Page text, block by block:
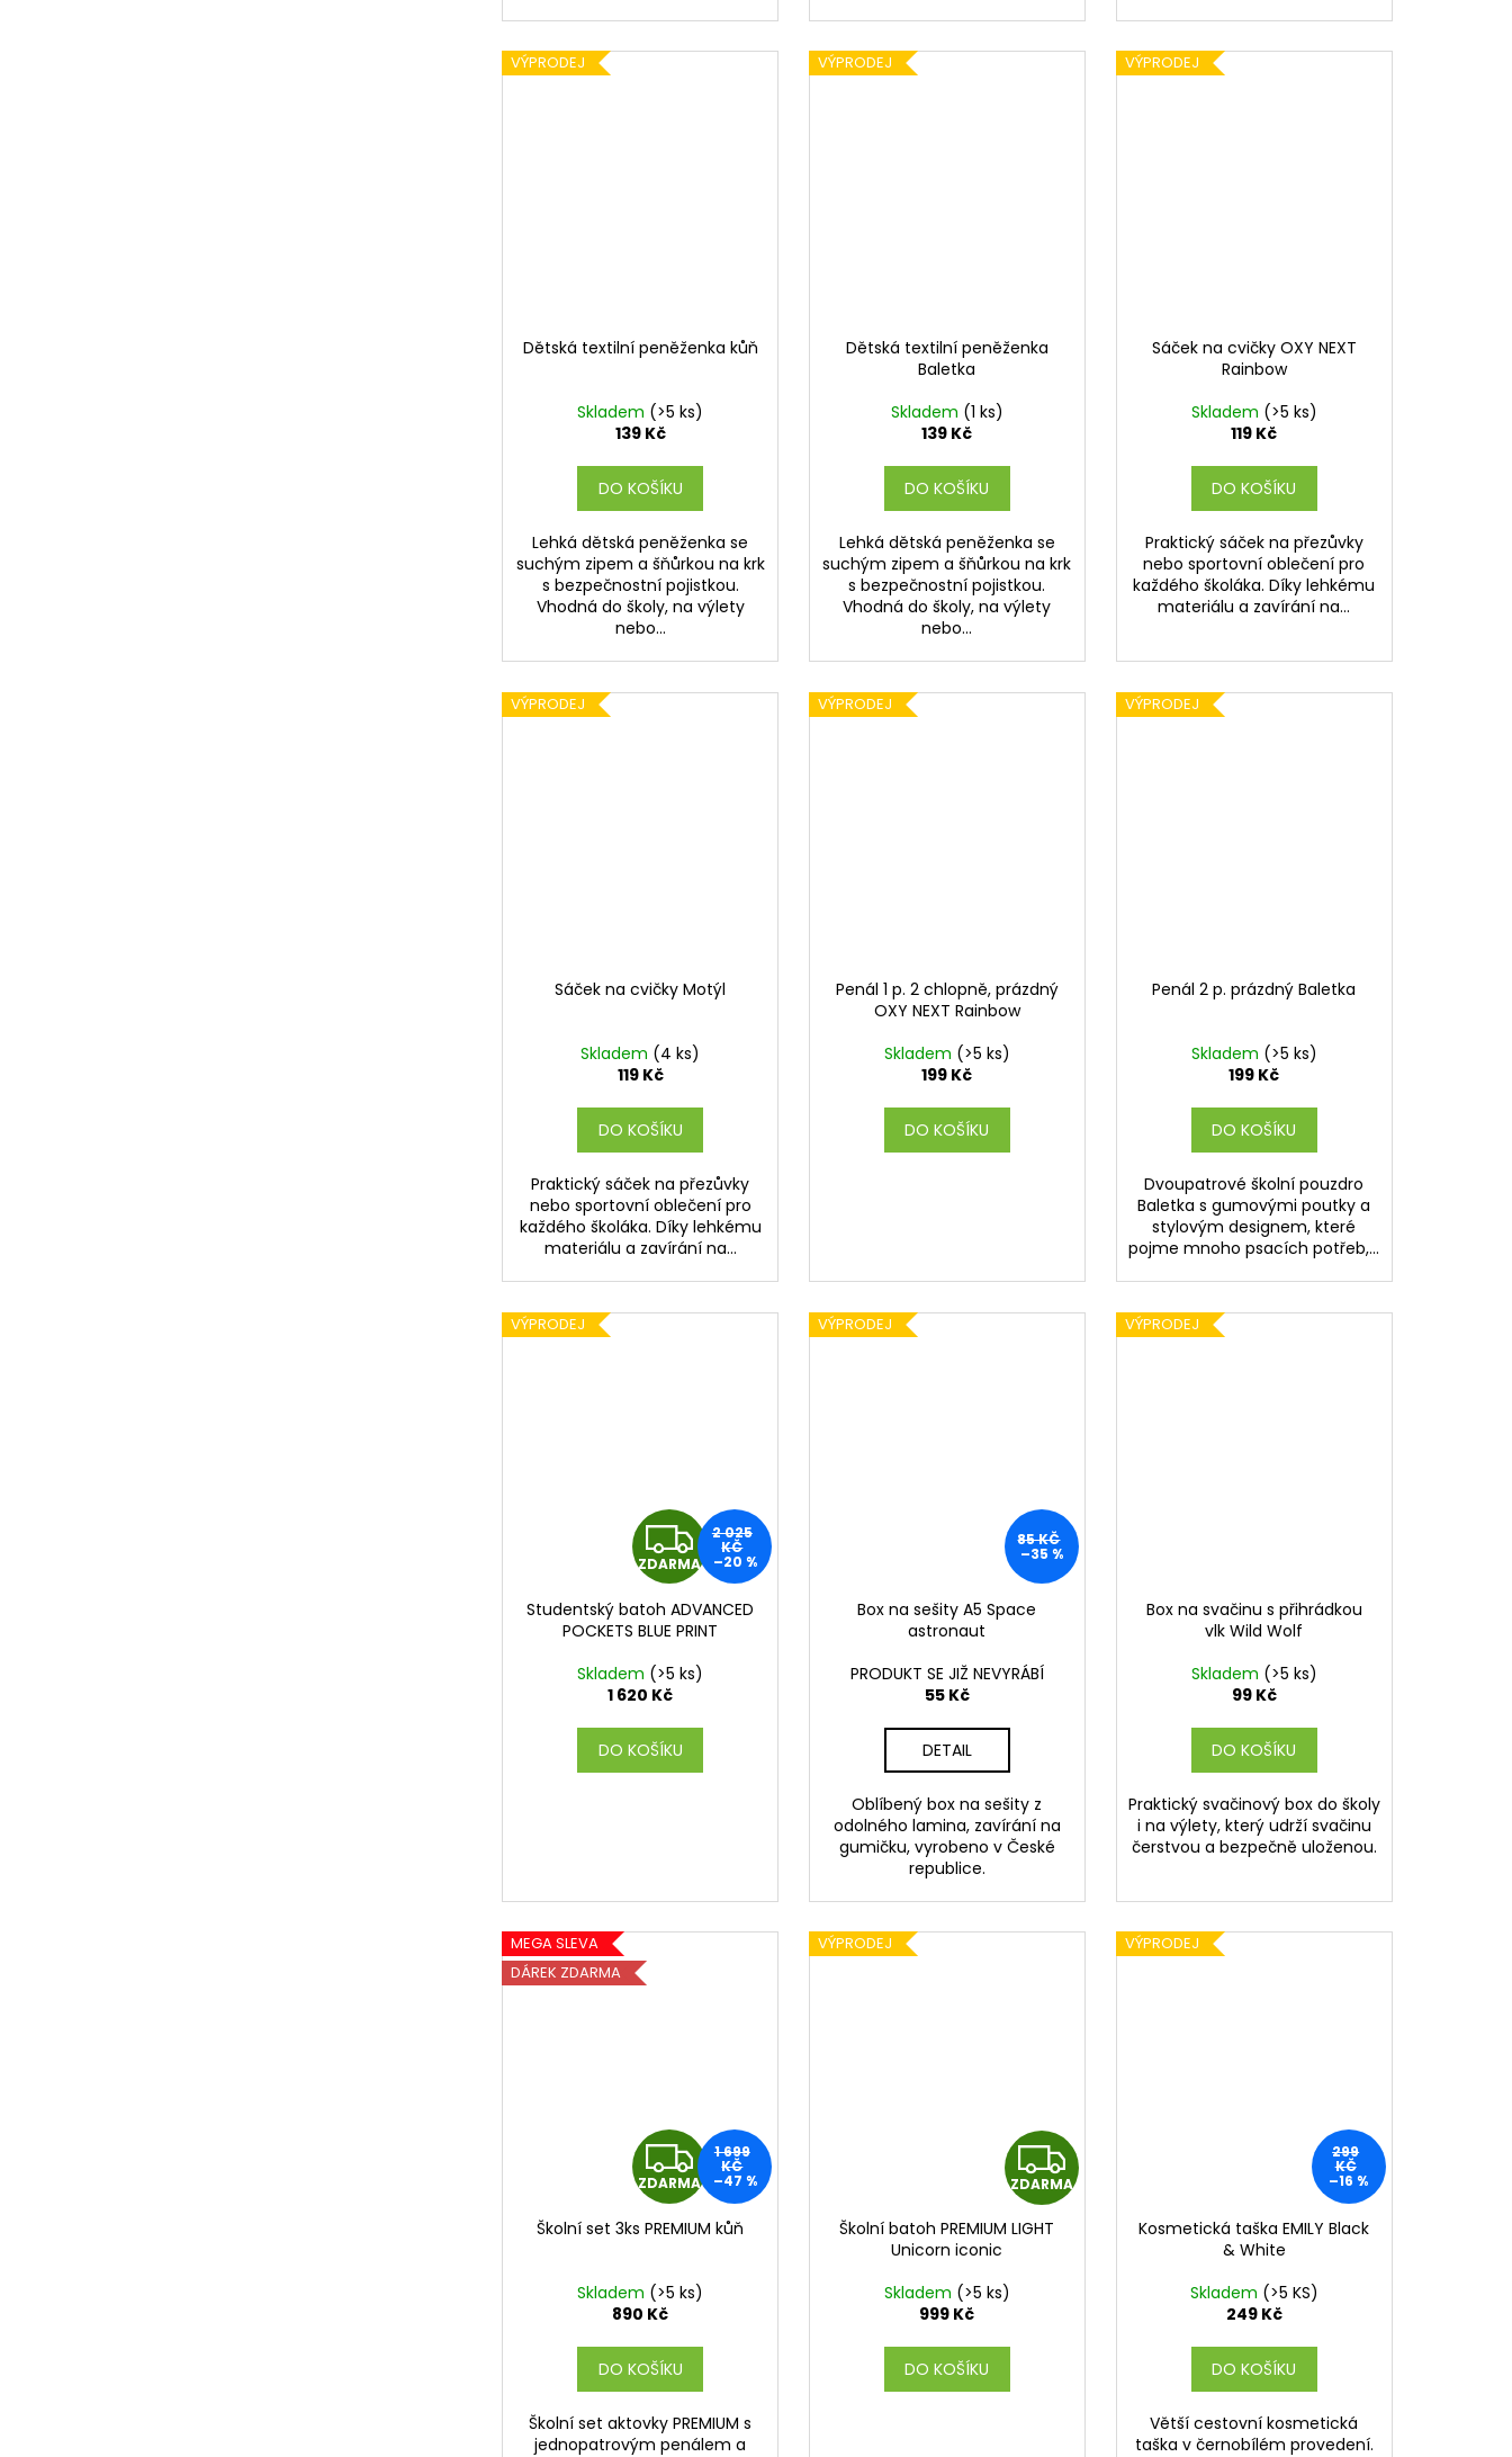
VÝPRODEJ
Dětská textilní peněženka kůň
Skladem (>5 ks)
139 Kč
DO KOŠÍKU
Lehká dětská peněženka se
suchým zipem a šňůrkou na krk
s bezpečnostní pojistkou.
Vhodná do školy, na výlety
nebo...
VÝPRODEJ
Dětská textilní peněženka
Baletka
Skladem (1 ks)
139 Kč
DO KOŠÍKU
Lehká dětská peněženka se
suchým zipem a šňůrkou na krk
s bezpečnostní pojistkou.
Vhodná do školy, na výlety
nebo...
VÝPRODEJ
Sáček na cvičky OXY NEXT
Rainbow
Skladem (>5 ks)
119 Kč
DO KOŠÍKU
Praktický sáček na přezůvky
nebo sportovní oblečení pro
každého školáka. Díky lehkému
materiálu a zavírání na...
VÝPRODEJ
Sáček na cvičky Motýl
Skladem (4 ks)
119 Kč
DO KOŠÍKU
Praktický sáček na přezůvky
nebo sportovní oblečení pro
každého školáka. Díky lehkému
materiálu a zavírání na...
VÝPRODEJ
Penál 1 p. 2 chlopně, prázdný
OXY NEXT Rainbow
Skladem (>5 ks)
199 Kč
DO KOŠÍKU
VÝPRODEJ
Penál 2 p. prázdný Baletka
Skladem (>5 ks)
199 Kč
DO KOŠÍKU
Dvoupatrové školní pouzdro
Baletka s gumovými poutky a
stylovým designem, které
pojme mnoho psacích potřeb,...
VÝPRODEJ
Z
D
A
R
M
A
ZDARMA
2 025
KČ
–20 %
Studentský batoh ADVANCED
POCKETS BLUE PRINT
Skladem (>5 ks)
1 620 Kč
DO KOŠÍKU
VÝPRODEJ
85 KČ
–35 %
Box na sešity A5 Space
astronaut
PRODUKT SE JIŽ NEVYRÁBÍ
55 Kč
DETAIL
Oblíbený box na sešity z
odolného lamina, zavírání na
gumičku, vyrobeno v České
republice.
VÝPRODEJ
Box na svačinu s přihrádkou
vlk Wild Wolf
Skladem (>5 ks)
99 Kč
DO KOŠÍKU
Praktický svačinový box do školy
i na výlety, který udrží svačinu
čerstvou a bezpečně uloženou.
MEGA SLEVA
DÁREK ZDARMA
Z
D
R
M
A
ZDARMA
1 699
KČ
–47 %
Školní set 3ks PREMIUM kůň
Skladem (>5 ks)
890 Kč
DO KOŠÍKU
Školní set aktovky PREMIUM s
jednopatrovým penálem a
VÝPRODEJ
Z
D
ZDARMA
Školní batoh PREMIUM LIGHT
Unicorn iconic
Skladem (>5 ks)
999 Kč
DO KOŠÍKU
VÝPRODEJ
299
KČ
–16 %
Kosmetická taška EMILY Black
& White
Skladem (>5 KS)
249 Kč
DO KOŠÍKU
Větší cestovní kosmetická
taška v černobílém provedení.